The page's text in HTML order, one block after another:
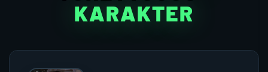
KARAKTER